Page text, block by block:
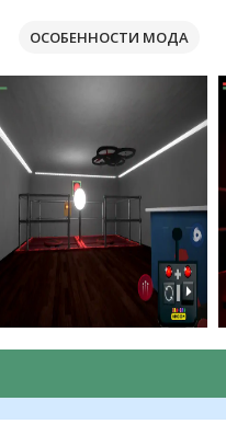
ОСОБЕННОСТИ МОДА